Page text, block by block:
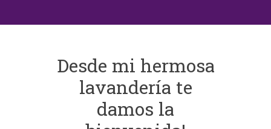
Desde mi hermosa
lavandería te
damos la